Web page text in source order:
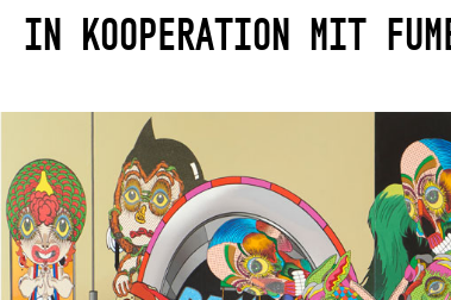
In Kooperation mit